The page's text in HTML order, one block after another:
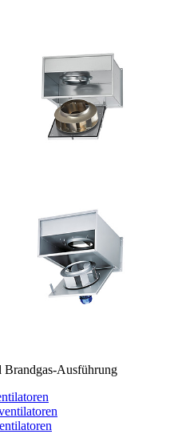
Brandgas-Ausführung